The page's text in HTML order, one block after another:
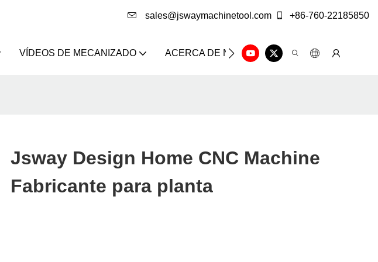
sales@jswaymachinetool.com +86-760-22185850
VÍDEOS DE MECANIZADO ACERCA DE NOSOTROS SOLUCIÓN
Jsway Design Home CNC Machine
Fabricante para planta